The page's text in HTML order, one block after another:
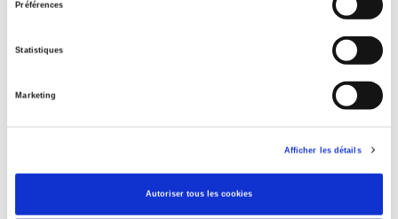
Préférences
Statistiques
Marketing
Afficher les détails
Autoriser tous les cookies
French
>Society